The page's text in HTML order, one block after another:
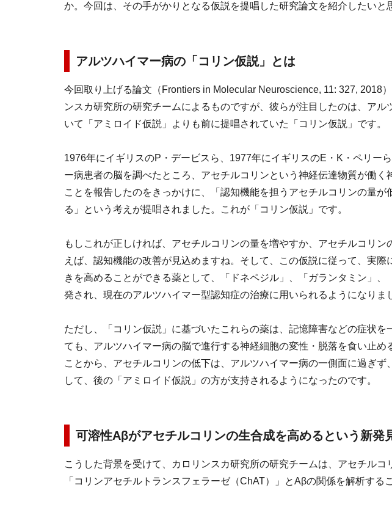
か。今回は、その手がかりとなる仮説を提唱した研究論文を紹介したいと
アルツハイマー病の「コリン仮説」とは
今回取り上げる論文（Frontiers in Molecular Neuroscience, 11: 327, 2018
ンスカ研究所の研究チームによるものですが、彼らが注目したのは、アル
いて「アミロイド仮説」よりも前に提唱されていた「コリン仮説」です。
1976年にイギリスのP・デービスら、1977年にイギリスのE・K・ペリー
ー病患者の脳を調べたところ、アセチルコリンという神経伝達物質が働く
ことを報告したのをきっかけに、「認知機能を担うアセチルコリンの量が
る」という考えが提唱されました。これが「コリン仮説」です。
もしこれが正しければ、アセチルコリンの量を増やすか、アセチルコリン
えば、認知機能の改善が見込めますね。そして、この仮説に従って、実際
きを高めることができる薬として、「ドネペジル」、「ガランタミン」、
発され、現在のアルツハイマー型認知症の治療に用いられるようになりま
ただし、「コリン仮説」に基づいたこれらの薬は、記憶障害などの症状を
ても、アルツハイマー病の脳で進行する神経細胞の変性・脱落を食い止め
ことから、アセチルコリンの低下は、アルツハイマー病の一側面に過ぎず
して、後の「アミロイド仮説」の方が支持されるようになったのです。
可溶性Aβがアセチルコリンの生合成を高めるという新発
こうした背景を受けて、カロリンスカ研究所の研究チームは、アセチルコ
「コリンアセチルトランスフェラーゼ（ChAT）」とAβの関係を解析する